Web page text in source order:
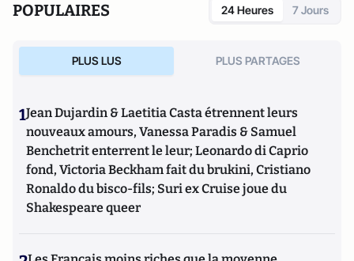
POPULAIRES 24 Heures 7 Jours
PLUS LUS PLUS PARTAGES
1Jean Dujardin & Laetitia Casta étrennent leurs
nouveaux amours, Vanessa Paradis & Samuel
Benchetrit enterrent le leur; Leonardo di Caprio
fond, Victoria Beckham fait du brukini, Cristiano
Ronaldo du bisco-fils; Suri ex Cruise joue du
Shakespeare queer